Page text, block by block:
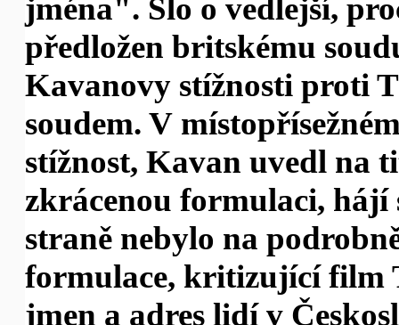
jména". Šlo o vedlejší,
předložen britskému
Kavanovy stížnosti proti
soudem. V
stížnost, Kavan uvedl na
zkrácenou formulaci,
straně nebylo na
formulace, kritizující film
jmen a adres lidí v